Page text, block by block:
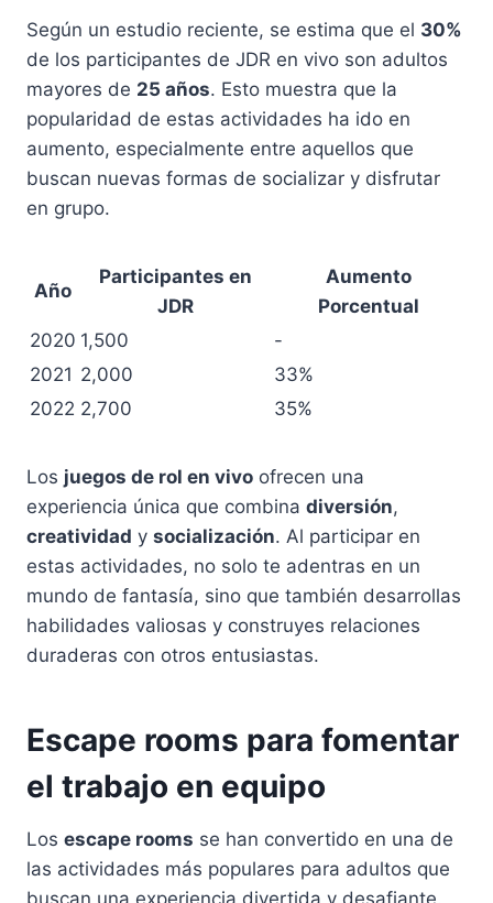
Según un estudio reciente, se estima que el 30%
de los participantes de JDR en vivo son adultos
mayores de 25 años. Esto muestra que la
popularidad de estas actividades ha ido en
aumento, especialmente entre aquellos que
buscan nuevas formas de socializar y disfrutar
en grupo.
Año
Participantes en
JDR
Aumento
Porcentual
2020 1,500
-
2021 2,000
33%
2022 2,700 35%
Los juegos de rol en vivo ofrecen una
experiencia única que combina diversión,
creatividad y socialización. Al participar en
estas actividades, no solo te adentras en un
mundo de fantasía, sino que también desarrollas
habilidades valiosas y construyes relaciones
duraderas con otros entusiastas.
Escape rooms para fomentar
el trabajo en equipo
Los escape rooms se han convertido en una de
las actividades más populares para adultos que